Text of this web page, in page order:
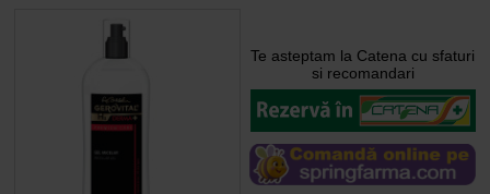
Te asteptam la Catena cu sfaturi
si recomandari